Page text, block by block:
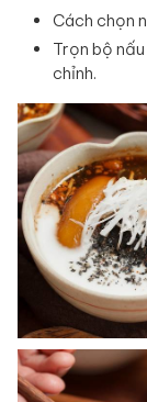
Cách chọn
Trọn bộ
chỉnh.